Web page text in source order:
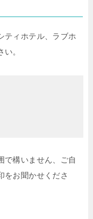
ティホテル、ラブホ
。
で構いません、ご自
をお聞かせくださ